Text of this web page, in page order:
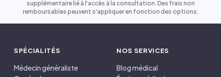
supplémentaire lié à l'accès à la consultation. Des frais non
remboursables peuvent s'appliquer en fonction des options.
SPÉCIALITÉS
Médecin généraliste
NOS SERVICES
Blog médical